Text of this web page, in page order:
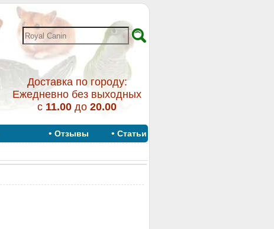
Доставка по городу:
Ежедневно без выходных
с 11.00 до 20.00
• Отзывы • Статьи